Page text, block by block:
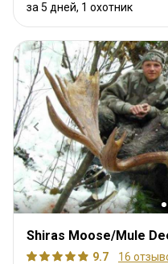
за 5 дней, 1 охотник
Shiras Moose/Mule
9.7
16